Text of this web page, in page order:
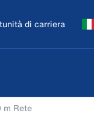
di carriera
m Rete